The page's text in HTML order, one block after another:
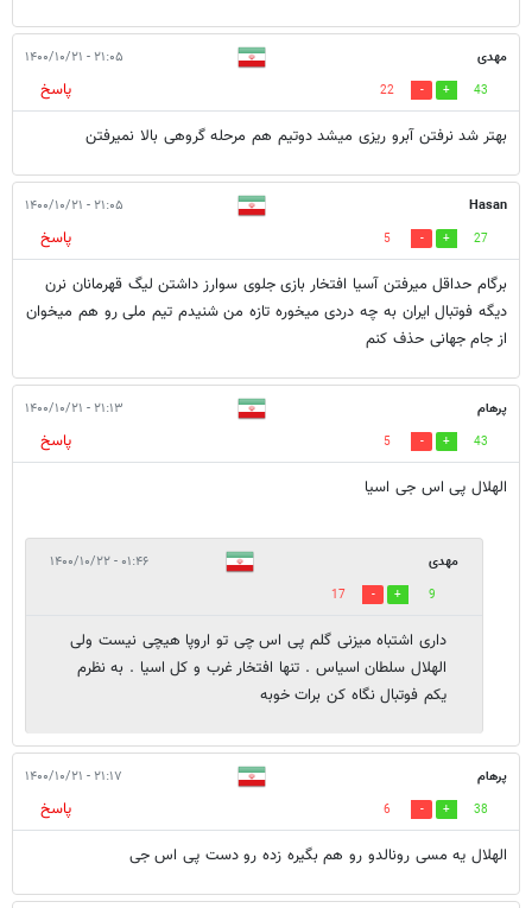
مهدی ۲۱:۰۵ - ۱۴۰۰/۱۰/۲۱
43
22
پاسخ
بهتر شد نرفتن آبرو ریزی ميشد دوتیم هم مرحله گروهی بالا نمیرفتن
Hasan ۲۱:۰۵ - ۱۴۰۰/۱۰/۲۱
27
5
پاسخ
برگام حداقل میرفتن آسیا افتخار بازی جلوی سوارز داشتن لیگ قهرمانان نرن
دیگه فوتبال ایران به چه دردی میخوره تازه من شنیدم تیم ملی رو هم میخوان
از جام جهانی حذف کنم
پرهام ۲۱:۱۳ - ۱۴۰۰/۱۰/۲۱
43
5
پاسخ
الهلال پی اس جی اسیا
مهدی ۰۱:۴۶ - ۱۴۰۰/۱۰/۲۲
9
17
داری اشتباه میزنی گلم پی اس چی تو اروپا هیچی نیست ولی
الهلال سلطان اسیاس . تنها افتخار غرب و کل اسیا . به نظرم
یکم فوتبال نگاه کن برات خوبه
پرهام ۲۱:۱۷ - ۱۴۰۰/۱۰/۲۱
38
6
پاسخ
الهلال یه مسی رونالدو رو هم بگیره زده رو دست پی اس جی